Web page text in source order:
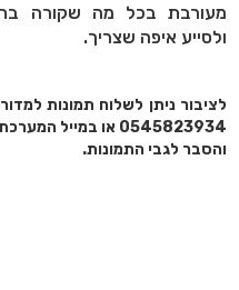
מעורבת בכל מה שקורה
ולסייע איפה שצריך.
לציבור ניתן לשלוח תמונות
והסבר לגבי התמונות.